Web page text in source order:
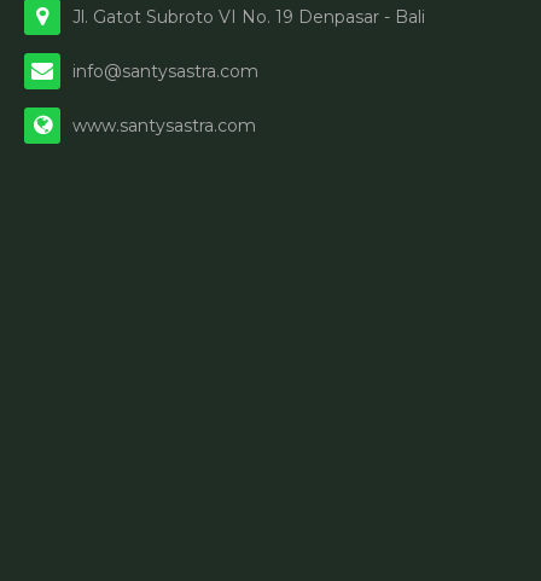
Jl. Gatot Subroto VI No. 19 Denpasar - Bali
info@santysastra.com
www.santysastra.com